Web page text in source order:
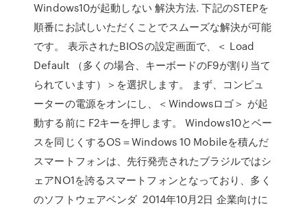
Windows10が起動しない 解決方法. 下記のSTEPを
順番にお試しいただくことでスムーズな解決が可能
です。 表示されたBIOSの設定画面で、＜ Load
Default （多くの場合、キーボードのF9が割り当て
られています）＞を選択します。 まず、コンピュ
ーターの電源をオンにし、＜Windowsロゴ＞ が起
動する前に F2キーを押します。 Windows10とベー
スを同じくするOS＝Windows 10 Mobileを積んだ
スマートフォンは、先行発売されたブラジルではシ
ェアNO1を誇るスマートフォンとなっており、多く
のソフトウェアベンダ 2014年10月2日 企業向けに